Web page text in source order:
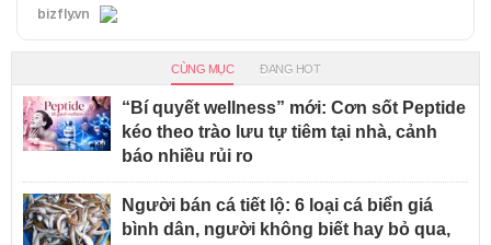
bizfly.vn
CÙNG MỤC ĐANG HOT
“Bí quyết wellness” mới: Cơn sốt Peptide
kéo theo trào lưu tự tiêm tại nhà, cảnh
báo nhiều rủi ro
Người bán cá tiết lộ: 6 loại cá biển giá
bình dân, người không biết hay bỏ qua,